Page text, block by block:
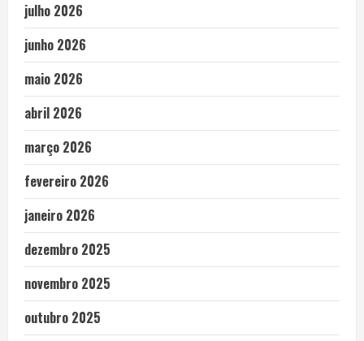
julho 2026
junho 2026
maio 2026
abril 2026
março 2026
fevereiro 2026
janeiro 2026
dezembro 2025
novembro 2025
outubro 2025